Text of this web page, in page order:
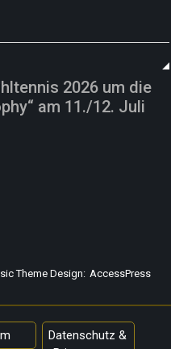
2026 um die
am 11./12. Juli
Theme Design: AccessPress
Datenschutz &